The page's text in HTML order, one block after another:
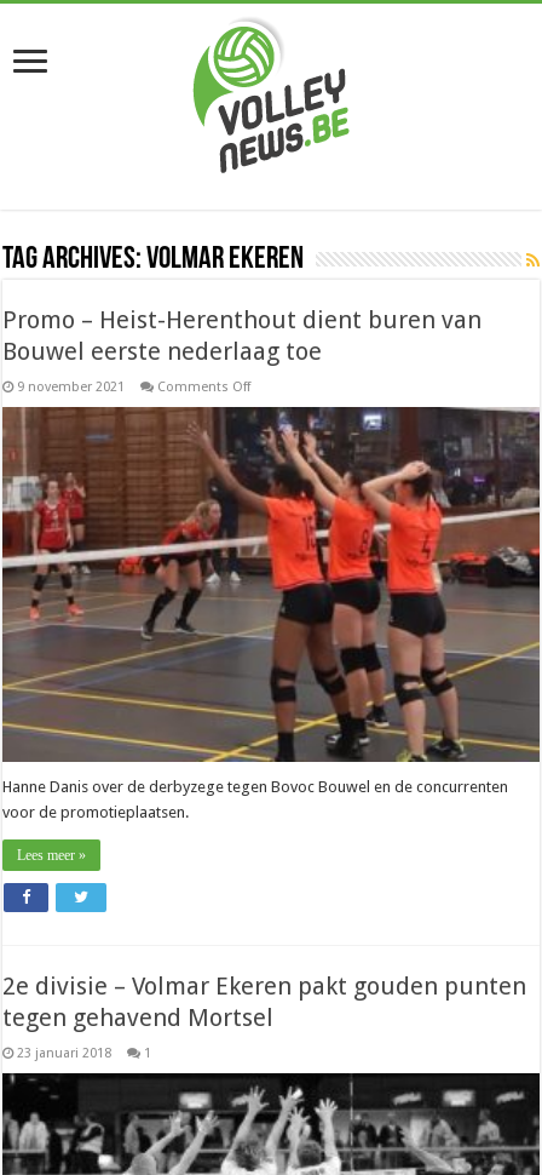
Tag Archives:Volmar Ekeren
Promo – Heist-Herenthout dient buren van
Bouwel eerste nederlaag toe
9 november 2021 Comments Offon
–
Heist-
Herenthout
dient
buren
van
Bouwel
eerste
nederlaag
toe
Hanne Danis over de derbyzege tegen Bovoc Bouwel en de concurrenten
voor de promotieplaatsen.
Lees meer »
2e divisie – Volmar Ekeren pakt gouden punten
tegen gehavend Mortsel
23 januari 2018 1